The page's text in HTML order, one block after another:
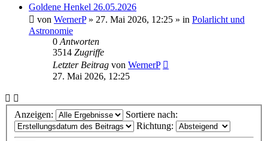
Goldene Henkel 26.05.2026
von WernerP» 27. Mai 2026, 12:25 » in Polarlicht und
Astronomie
0 Antworten
3514 Zugriffe
Letzter Beitrag von WernerP
27. Mai 2026, 12:25
Anzeigen:
Sortiere nach:
Richtung: